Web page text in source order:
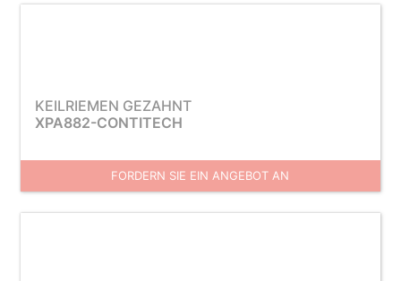
KEILRIEMEN GEZAHNT
XPA882-CONTITECH
FORDERN SIE EIN ANGEBOT AN